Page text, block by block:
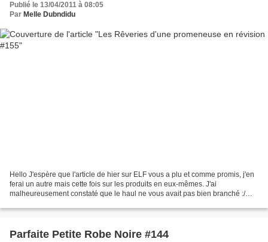
Publié le 13/04/2011 à 08:05
Par Melle Dubndidu
Hello J'espère que l'article de hier sur ELF vous a plu et comme promis, j'en
ferai un autre mais cette fois sur les produits en eux-mêmes. J'ai
malheureusement constaté que le haul ne vous avait pas bien branché :/
Parfaite Petite Robe Noire #144